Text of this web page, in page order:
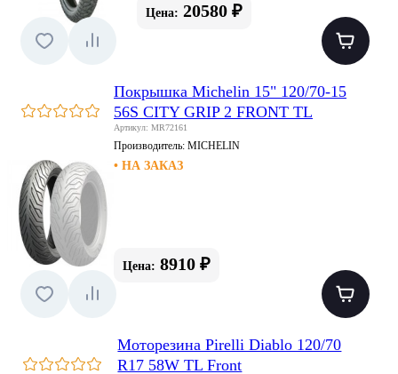
Цена: 20580 ₽
Покрышка Michelin 15" 120/70-15
56S CITY GRIP 2 FRONT TL
Артикул: MR72161
Производитель: MICHELIN
• НА ЗАКАЗ
Цена: 8910 ₽
Моторезина Pirelli Diablo 120/70
R17 58W TL Front